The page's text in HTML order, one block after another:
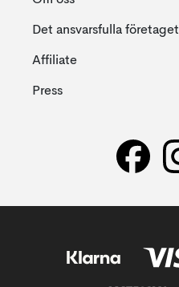
Det ansvarsfulla företaget
Affiliate
Press